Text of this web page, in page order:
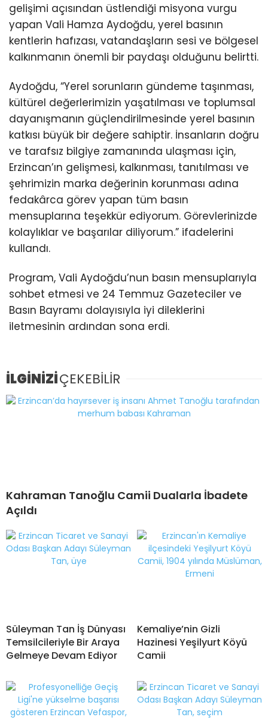
gelişimi açısından üstlendiği misyona vurgu
yapan Vali Hamza Aydoğdu, yerel basının
kentlerin hafızası, vatandaşların sesi ve bölgesel
kalkınmanın önemli bir paydaşı olduğunu belirtti.
Aydoğdu, “Yerel sorunların gündeme taşınması,
kültürel değerlerimizin yaşatılması ve toplumsal
dayanışmanın güçlendirilmesinde yerel basının
katkısı büyük bir değere sahiptir. İnsanların doğru
ve tarafsız bilgiye zamanında ulaşması için,
Erzincan’ın gelişmesi, kalkınması, tanıtılması ve
şehrimizin marka değerinin korunması adına
fedakârca görev yapan tüm basın
mensuplarına teşekkür ediyorum. Görevlerinizde
kolaylıklar ve başarılar diliyorum.” ifadelerini
kullandı.
Program, Vali Aydoğdu’nun basın mensuplarıyla
sohbet etmesi ve 24 Temmuz Gazeteciler ve
Basın Bayramı dolayısıyla iyi dileklerini
iletmesinin ardından sona erdi.
İLGİNİZİÇEKEBİLİR
Kahraman Tanoğlu Camii Dualarla İbadete
Açıldı
Süleyman Tan İş Dünyası
Temsilcileriyle Bir Araya
Gelmeye Devam Ediyor
Kemaliye’nin Gizli
Hazinesi Yeşilyurt Köyü
Camii